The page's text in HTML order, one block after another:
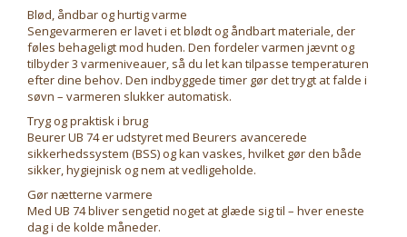
Blød, åndbar og hurtig varme
Sengevarmeren er lavet i et blødt og åndbart materiale, der
føles behageligt mod huden. Den fordeler varmen jævnt og
tilbyder 3 varmeniveauer, så du let kan tilpasse temperaturen
efter dine behov. Den indbyggede timer gør det trygt at falde i
søvn – varmeren slukker automatisk.
Tryg og praktisk i brug
Beurer UB 74 er udstyret med Beurers avancerede
sikkerhedssystem (BSS) og kan vaskes, hvilket gør den både
sikker, hygiejnisk og nem at vedligeholde.
Gør nætterne varmere
Med UB 74 bliver sengetid noget at glæde sig til – hver eneste
dag i de kolde måneder.